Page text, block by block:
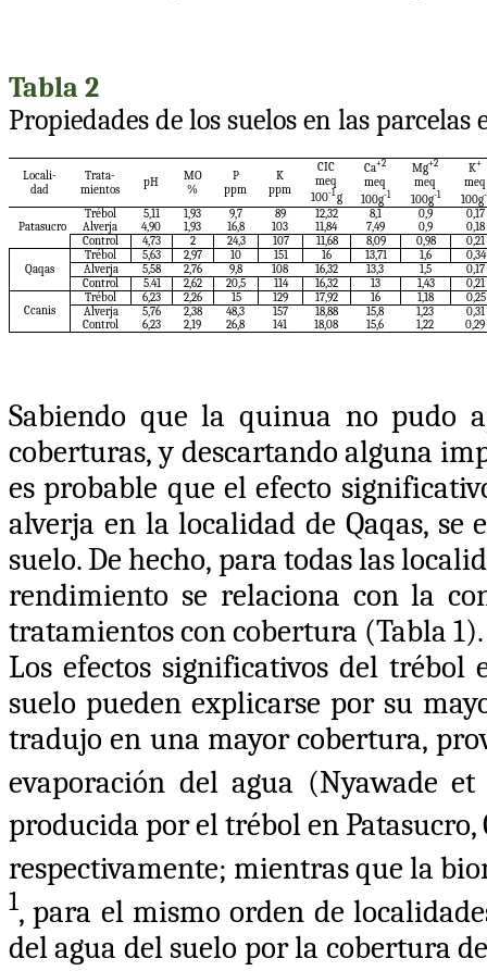
Tabla 2
Propiedades de los suelos en las
Locali-
dad
Trata-
mientos
pH
MO
%
P
ppm
K
ppm
CIC
meq
100-1g
Ca+2
meq
100g-1
Mg+2
meq
100g-1
K+
meq
100g-
Patasucro
Trébol 5,11 1,93 9,7 89 12,32 8,1 0,9
0,17
Alverja
4,90 1,93 16,8 103 11,84 7,49 0,9
0,18
Control
4,73 2 24,3 107 11,68 8,09 0,98
0,21
Qaqas
Trébol 5,63 2,97 10 151 16 13,71 1,6
0,34
Alverja
5,58 2,76 9,8 108 16,32 13,3 1,5
0,17
Control
5.41 2,62 20,5 114 16,32 13 1,43
0,21
Ccanis
Trébol 6,23 2,26 15 129 17,92 16 1,18
0,25
Alverja
5,76 2,38 48,3 157 18,88 15,8 1,23
0,31
Control
6,23 2,19 26,8 141 18,08 15,6 1,22 0,29
Sabiendo que la quinua no pudo
coberturas, y descartando alguna
es probable que el efecto
alverja en la localidad de Qaqas,
suelo. De hecho, para todas las
rendimiento se relaciona con la
tratamientos con cobertura (Tabla 1).
Los efectos significativos del trébol
suelo pueden explicarse por su
tradujo en una mayor cobertura,
evaporación del agua (Nyawade et
producida por el trébol en Patasucro,
respectivamente; mientras que la
1, para el mismo orden de
del agua del suelo por la cobertura